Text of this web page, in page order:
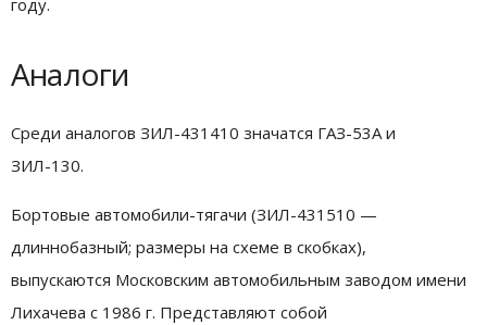
году.
Аналоги
Среди аналогов ЗИЛ-431410 значатся ГАЗ-53А и
ЗИЛ-130.
Бортовые автомобили-тягачи (ЗИЛ-431510 —
длиннобазный; размеры на схеме в скобках),
выпускаются Московским автомобильным заводом имени
Лихачева с 1986 г. Представляют собой